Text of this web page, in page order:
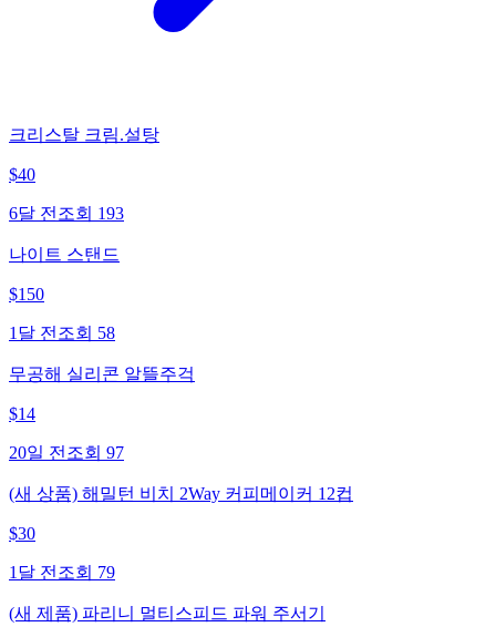
크리스탈 크림.설탕
$40
6달 전 조회 193
나이트 스탠드
$150
1달 전 조회 58
무공해 실리콘 알뜰주걱
$14
20일 전 조회 97
(새 상품) 해밀턴 비치 2Way 커피메이커 12컵
$30
1달 전 조회 79
(새 제품) 파리니 멀티스피드 파워 주서기